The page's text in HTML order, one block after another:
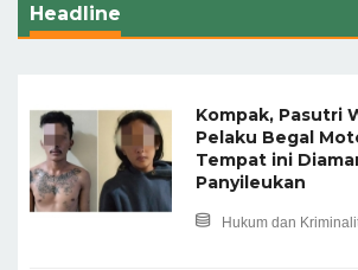
Headline
Kompak, Pasutri
Pelaku Begal
Tempat ini
Panyileukan
Hukum dan